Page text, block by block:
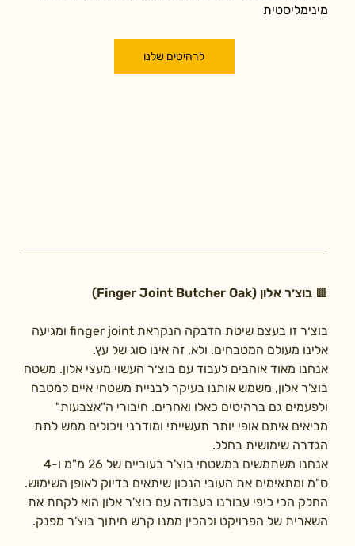
מינימליסטית
לרהיטים שלנו
🟫 בוצ׳ר אלון (Finger Joint Butcher Oak)
בוצ׳ר זו בעצם שיטת הדבקה הנקראת finger joint ומגיעה
אלינו מעולם המטבחים. ולא, זה אינו סוג של עץ.
אנחנו מאוד אוהבים לעבוד עם בוצ׳ר העשוי מעצי אלון. משטח
בוצ'ר אלון, משמש אותנו בעיקר לבניית משטחי איים למטבח
ולפעמים גם ברהיטים כאלו ואחרים. חיבורי ה"אצבעות"
מביאים איתם אופי יותר תעשייתי ומודרני ויכולים ממש לתת
הגדרה שימושית בחלל.
ס"מ ומתאימים את העובי הנכון שיתאים בדיוק לאופן השימוש.
החלק הכי כיפי עבורנו בעבודה עם בוצ'ר אלון הוא לקחת את
השארית של הפרויקט ולהכין ממנו קרש חיתוך בוצ'ר מפנק.